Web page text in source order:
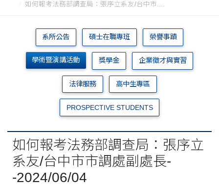
如何報考法務部調查局：張序立系友/台中市....
系所公告 碩士在職專班 榮譽事蹟
學術暨演講活動 獎學金 企業徵才與實習
法律服務 高中生專區
PROSPECTIVE STUDENTS
如何報考法務部調查局：張序立
系友/台中市市調處副處長-
-2024/06/04